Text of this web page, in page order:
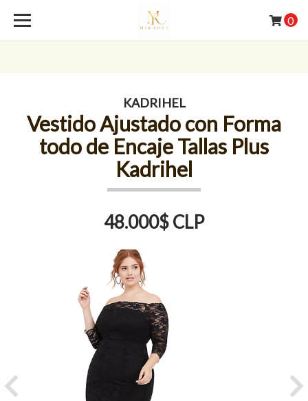
0
KADRIHEL
Vestido Ajustado con Forma
todo de Encaje Tallas Plus
Kadrihel
48.000$ CLP
Previous